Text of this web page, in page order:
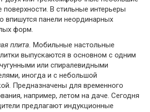
поверхности. В стильные интерьеры
впишутся панели неординарных
форм.
плита. Мобильные настольные
выпускаются в основном с одним
или спиралевидными
иногда и с небольшой
Предназначены для временного
например, летом на даче. Сегодня
предлагают индукционные